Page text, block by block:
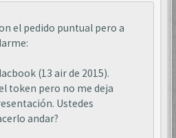
el pedido puntual pero a
(13 air de 2015).
token pero no me deja
Ustedes
andar?